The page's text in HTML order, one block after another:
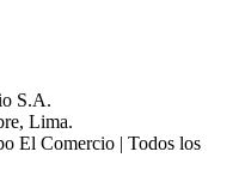
S.A.
Lima.
El Comercio | Todos los